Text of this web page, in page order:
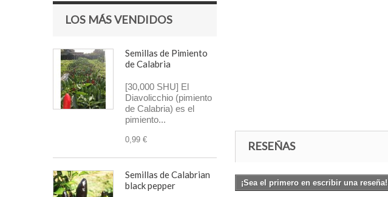
LOS MÁS VENDIDOS
Semillas de Pimiento
de Calabria
[30,000 SHU] El
Diavolicchio (pimiento
de Calabria) es el
pimiento...
0,99 €
Semillas de Calabrian
black pepper
RESEÑAS
¡Sea el primero en escribir una reseña!